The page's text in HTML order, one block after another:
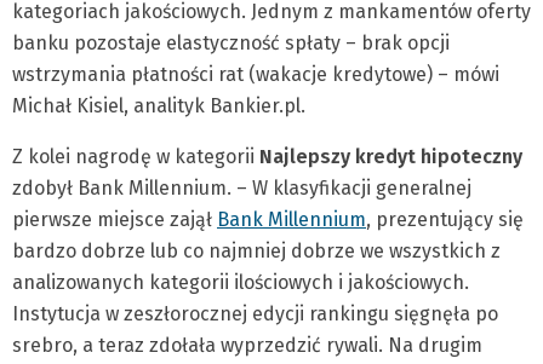
kategoriach jakościowych. Jednym z mankamentów oferty
banku pozostaje elastyczność spłaty – brak opcji
wstrzymania płatności rat (wakacje kredytowe) – mówi
Michał Kisiel, analityk Bankier.pl.
Z kolei nagrodę w kategorii Najlepszy kredyt hipoteczny
zdobył Bank Millennium. – W klasyfikacji generalnej
pierwsze miejsce zajął Bank Millennium, prezentujący się
bardzo dobrze lub co najmniej dobrze we wszystkich z
analizowanych kategorii ilościowych i jakościowych.
Instytucja w zeszłorocznej edycji rankingu sięgnęła po
srebro, a teraz zdołała wyprzedzić rywali. Na drugim